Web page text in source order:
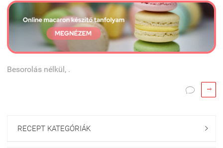
Besorolás nélkül, .
 
RECEPT KATEGÓRIÁK 